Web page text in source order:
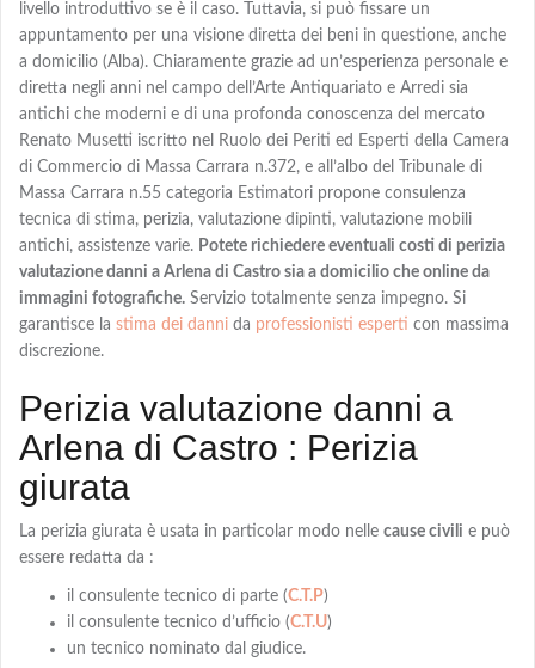
livello introduttivo se è il caso. Tuttavia, si può fissare un
appuntamento per una visione diretta dei beni in questione, anche
a domicilio (Alba). Chiaramente grazie ad un’esperienza personale e
diretta negli anni nel campo dell’Arte Antiquariato e Arredi sia
antichi che moderni e di una profonda conoscenza del mercato
Renato Musetti iscritto nel Ruolo dei Periti ed Esperti della Camera
di Commercio di Massa Carrara n.372, e all’albo del Tribunale di
Massa Carrara n.55 categoria Estimatori propone consulenza
tecnica di stima, perizia, valutazione dipinti, valutazione mobili
antichi, assistenze varie. Potete richiedere eventuali costi di perizia
valutazione danni a Arlena di Castro sia a domicilio che online da
immagini fotografiche. Servizio totalmente senza impegno. Si
garantisce la stima dei danni da professionisti esperti con massima
discrezione.
Perizia valutazione danni a
Arlena di Castro : Perizia
giurata
La perizia giurata è usata in particolar modo nelle cause civili e può
essere redatta da :
il consulente tecnico di parte (C.T.P)
il consulente tecnico d’ufficio (C.T.U)
un tecnico nominato dal giudice.